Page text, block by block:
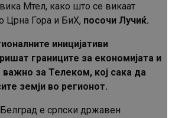
Мтел, како што се викаат
Црна Гора и БиХ, посочи Лучиќ.
иницијативи
границите за економијата и
за Телеком, кој сака да
земји во регионот.
е српски државен